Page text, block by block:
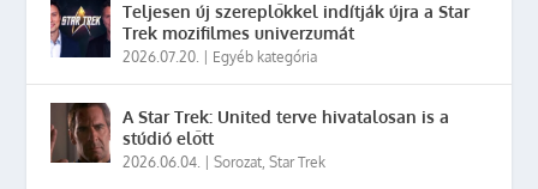
Teljesen új szereplőkkel indítják újra a Star
Trek mozifilmes univerzumát
2026.07.20. Egyéb kategória
A Star Trek: United terve hivatalosan is a
stúdió előtt
2026.06.04. |Sorozat,Star Trek